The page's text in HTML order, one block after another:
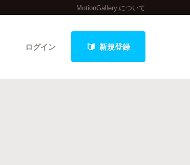
MotionGallery について
ログイン 新規登録